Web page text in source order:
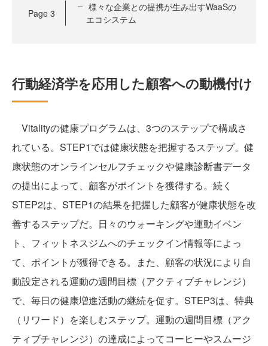
Page 3
様々な企業との提携が生み出すWaaSの
エコシステム
行動経済学を応用した顧客への動機付け
Vitalityの健康プログラムは、3つのステップで構成さ
れている。STEP1では健康状態を把握するステップ。健
康状態のオンラインセルフチェックや健康診断書データ
の提出によって、顧客がポイントを獲得する。続く
STEP2は、STEP1の結果を把握した顧客が健康状態を改
善するステップだ。日々のウォーキングや運動イベン
ト、フィットネスジムへのチェックイン情報等によっ
て、ポイントが獲得できる。また、顧客の状況により自
動設定される運動の週間目標（アクティブチャレンジ）
で、毎日の健康増進活動の継続を促す。STEP3は、特典
（リワード）を楽しむステップ。運動の週間目標（アク
ティブチャレンジ）の達成によってコーヒーやスムージ